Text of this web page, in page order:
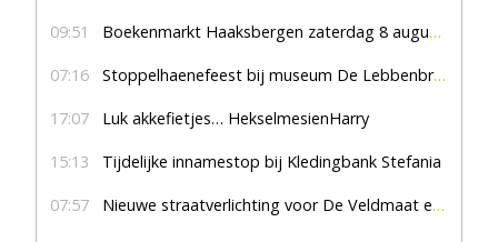
09:51 Boekenmarkt Haaksbergen zaterdag 8 augustus, marktplein Haaksbergen
07:16 Stoppelhaenefeest bij museum De Lebbenbrugge
17:07 Luk akkefietjes… HekselmesienHarry
15:13 Tijdelijke innamestop bij Kledingbank Stefania
07:57 Nieuwe straatverlichting voor De Veldmaat en De Pas